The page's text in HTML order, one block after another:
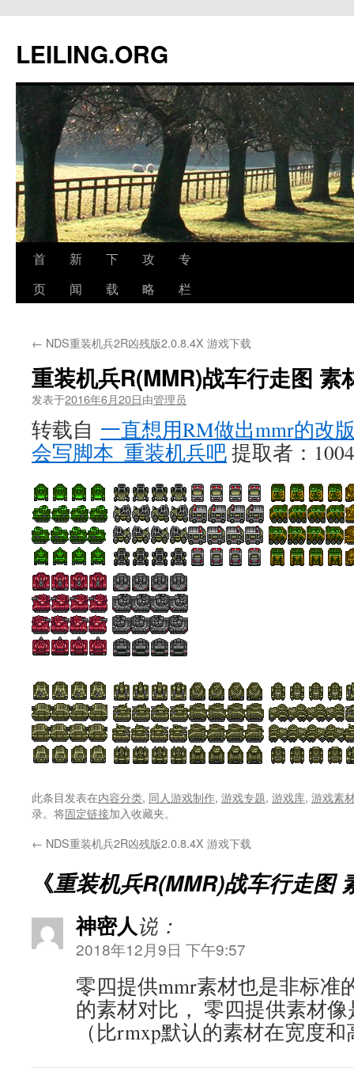
文
LEILING.ORG
首
页
新
闻
下
载
攻
略
专
栏
← NDS重装机兵2R凶残版2.0.8.4X 游戏下载
重装机兵R(MMR)战车行走图 素
发表于2016年6月20日由管理员
转载自 一直想用RM做出mmr的改
会写脚本_重装机兵吧提取者：
此条目发表在内容分类, 同人游戏制作, 游戏专题, 游戏库, 游戏素
录。将固定链接加入收藏夹。
← NDS重装机兵2R凶残版2.0.8.4X 游戏下载
《重装机兵R(MMR)战车行走图
神密人说：
2018年12月9日 下午9:57
零四提供mmr素材也是非标准
的素材对比， 零四提供素材
（比rmxp默认的素材在宽度